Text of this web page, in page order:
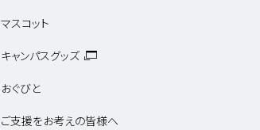
マスコット
キャンパスグッズ
おぐびと
ご支援をお考えの皆様へ